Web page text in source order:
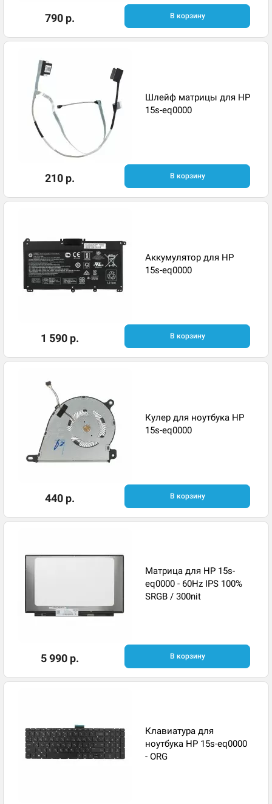
790 р. В корзину
Шлейф матрицы для HP
15s-eq0000
210 р. В корзину
Аккумулятор для HP
15s-eq0000
1 590 р. В корзину
Кулер для ноутбука HP
15s-eq0000
440 р. В корзину
Матрица для HP 15s-
eq0000 - 60Hz IPS 100%
SRGB / 300nit
5 990 р. В корзину
Клавиатура для
ноутбука HP 15s-eq0000
- ORG